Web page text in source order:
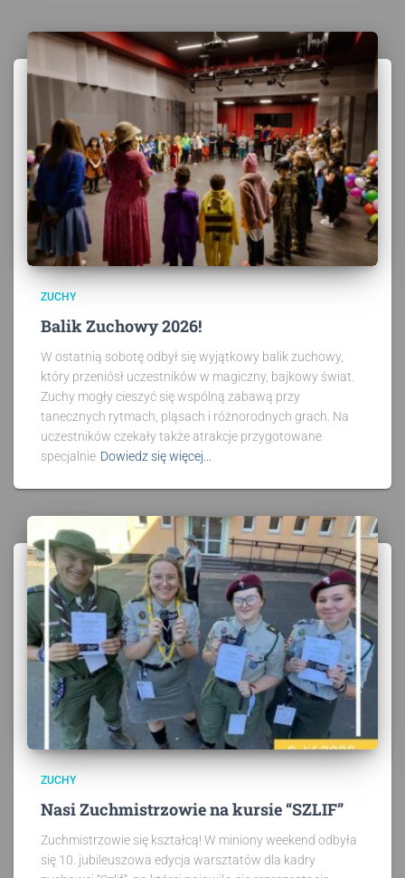
ZUCHY
Balik Zuchowy 2026!
W ostatnią sobotę odbył się wyjątkowy balik zuchowy,
który przeniósł uczestników w magiczny, bajkowy świat.
Zuchy mogły cieszyć się wspólną zabawą przy
tanecznych rytmach, pląsach i różnorodnych grach. Na
uczestników czekały także atrakcje przygotowane
specjalnie Dowiedz się więcej…
ZUCHY
Nasi Zuchmistrzowie na kursie “SZLIF”
Zuchmistrzowie się kształcą! W miniony weekend odbyła
się 10. jubileuszowa edycja warsztatów dla kadry